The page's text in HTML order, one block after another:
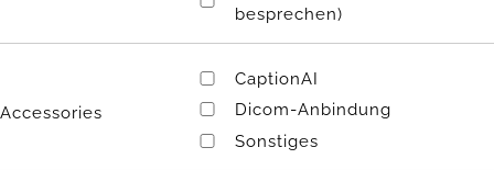
besprechen)
Accessories
CaptionAI
Dicom-Anbindung
Sonstiges